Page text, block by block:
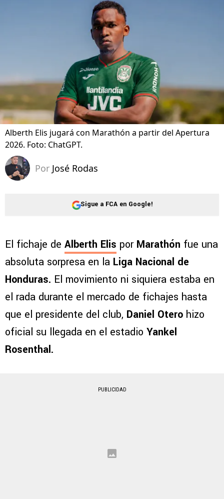
Alberth Elis jugará con Marathón a partir del Apertura
2026. Foto: ChatGPT.
Por José Rodas
Sigue a FCA en Google!
El fichaje de Alberth Elis por Marathón fue una
absoluta sorpresa en la Liga Nacional de
Honduras. El movimiento ni siquiera estaba en
el rada durante el mercado de fichajes hasta
que el presidente del club, Daniel Otero hizo
oficial su llegada en el estadio Yankel
Rosenthal.
PUBLICIDAD